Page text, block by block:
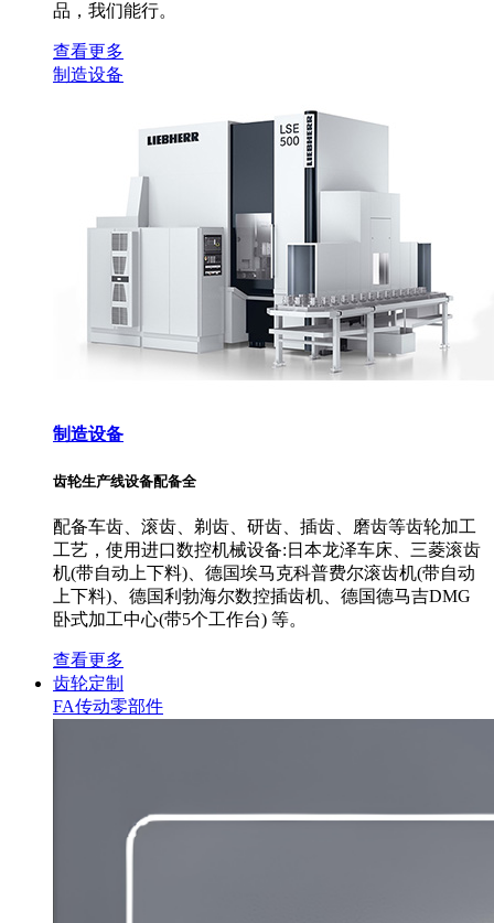
品，我们能行。
查看更多
制造设备
制造设备
齿轮生产线设备配备全
配备车齿、滚齿、剃齿、研齿、插齿、磨齿等齿轮加工
工艺，使用进口数控机械设备:日本龙泽车床、三菱滚齿
机(带自动上下料)、德国埃马克科普费尔滚齿机(带自动
上下料)、德国利勃海尔数控插齿机、德国德马吉DMG
卧式加工中心(带5个工作台) 等。
查看更多
齿轮定制
FA传动零部件